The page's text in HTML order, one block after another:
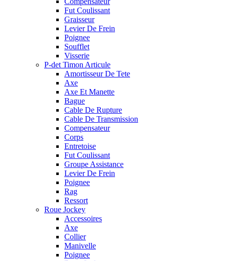
Fut Coulissant
Graisseur
Levier De Frein
Poignee
Soufflet
Visserie
P-det Timon Articule
Amortisseur De Tete
Axe
Axe Et Manette
Bague
Cable De Rupture
Cable De Transmission
Compensateur
Corps
Entretoise
Fut Coulissant
Groupe Assistance
Levier De Frein
Poignee
Rag
Ressort
Roue Jockey
Accessoires
Axe
Collier
Manivelle
Poignee